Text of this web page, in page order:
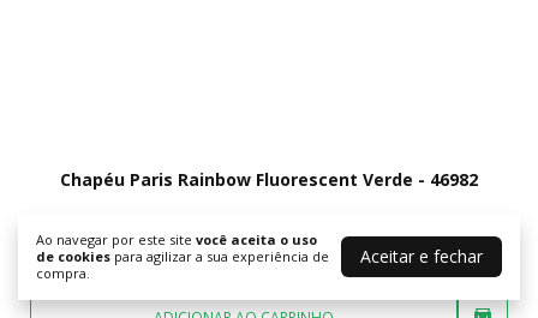
Ao navegar por este site você aceita o uso
de cookies para agilizar a sua experiência de
compra.
Aceitar e fechar
Chapéu Paris Rainbow Fluorescent Verde - 46982
R$99,99 R$60,00
R$20,00 sem juros